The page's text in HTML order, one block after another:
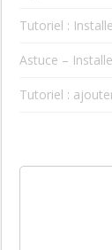
Tutoriel :
Astuce –
Tutoriel :